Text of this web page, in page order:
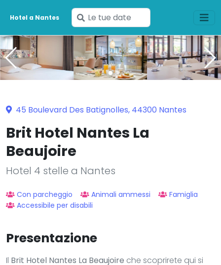
Hotel a Nantes
Inserisci
le
tue
date
45 Boulevard Des Batignolles, 44300 Nantes
Brit Hotel Nantes La
Beaujoire
Hotel 4 stelle a Nantes
Con parcheggio Animali ammessi
Famiglia
Accessibile per disabili
Presentazione
Il Brit Hotel Nantes La Beaujoire che scoprirete qui si